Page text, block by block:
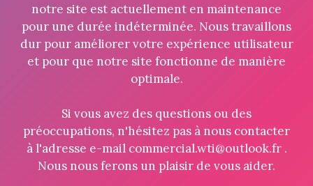
notre site est actuellement en maintenance
pour une durée indéterminée. Nous travaillons
dur pour améliorer votre expérience utilisateur
et pour que notre site fonctionne de manière
optimale.
Si vous avez des questions ou des
préoccupations, n'hésitez pas à nous contacter
à l'adresse e-mail commercial.wti@outlook.fr .
Nous nous ferons un plaisir de vous aider.